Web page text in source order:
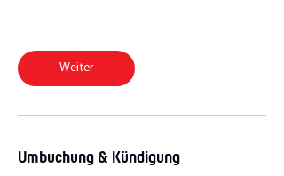
Weiter
Umbuchung & Kündigung